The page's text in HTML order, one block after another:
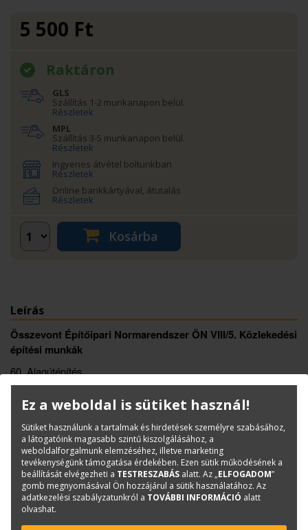
5 500 Ft
Raktáron
GLS
Szállítás 1-2 munkanapon belül.
Részletek
MPL
Szállítás 3-5 munkanapon belül.
Részletek
Ingyenes átvétel boltunkban
Részletek
Online bankkártyával, átutalás
Részletek
Kosárba
Leírás
Összevont Építőipari Normarendszer ÖN VIII/5. Közlekedési
építési munkák
60. Alagútépítés
Könyvinfó
Kategóriák
Norma-, kiírógyűjtemények
ISBN:
ÖN 60.
Méret:
A/4
Oldalak száma:
100
Kiadó:
TERC Kft.
Ez a weboldal is sütiket használ!
Sütiket használunk a tartalmak és hirdetések személyre szabásához,
a látogatóink magasabb szintű kiszolgálásához, a
weboldalforgalmunk elemzéséhez, illetve marketing
tevékenységünk támogatása érdekében. Ezen sütik működésének a
beállítását elvégezheti a TESTRESZABÁS alatt. Az „ELFOGADOM”
gomb megnyomásával Ön hozzájárul a sütik használatához. Az
adatkezelési szabályzatunkról a TOVÁBBI INFORMÁCIÓ alatt
olvashat.